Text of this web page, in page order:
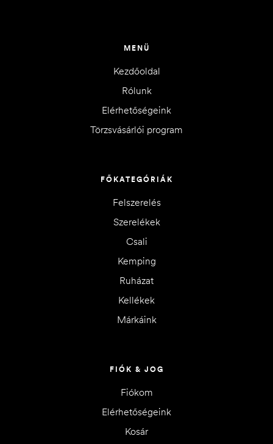
MENÜ
Kezdőoldal
Rólunk
Elérhetőségeink
Törzsvásárlói program
FŐKATEGÓRIÁK
Felszerelés
Szerelékek
Csali
Kemping
Ruházat
Kellékek
Márkáink
FIÓK & JOG
Fiókom
Elérhetőségeink
Kosár